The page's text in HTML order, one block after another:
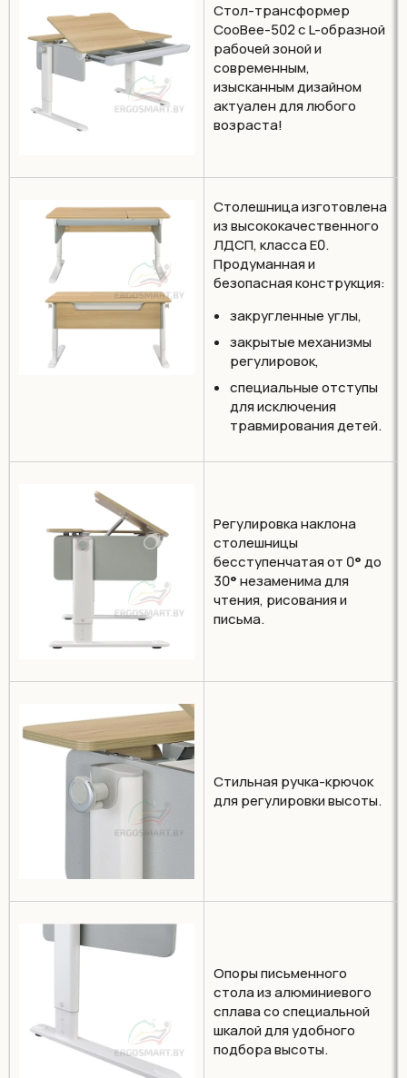
Стол-трансформер
CooBee-502 с L-образной
рабочей зоной и
современным,
изысканным дизайном
актуален для любого
возраста!
Столешница изготовлена
из высококачественного
ЛДСП, класса Е0.
Продуманная и
безопасная конструкция:
закругленные углы,
закрытые механизмы
регулировок,
специальные отступы
для исключения
травмирования детей.
Регулировка наклона
столешницы
бесступенчатая от 0°до
30°незаменима для
чтения, рисования и
письма.
Стильная ручка-крючок
для регулировки высоты.
Опоры письменного
стола из алюминиевого
сплава со специальной
шкалой для удобного
подбора высоты.